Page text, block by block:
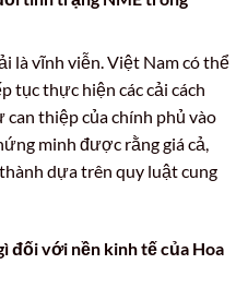
là vĩnh viễn. Việt Nam có thể
tục thực hiện các cải cách
thiệp của chính phủ vào
minh được rằng giá cả,
dựa trên quy luật cung
đối với nền kinh tế của Hoa